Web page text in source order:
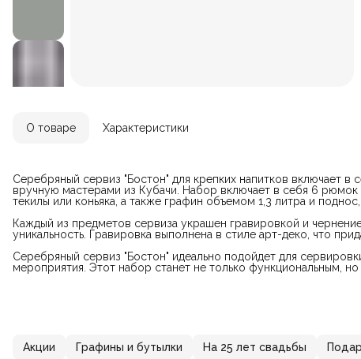
О товаре Характеристики
Серебряный сервиз "Бостон" для крепких напитков включает
вручную мастерами из Кубачи. Набор включает в себя 6 рюмок
текилы или коньяка, а также графин объемом 1,3 литра и
Каждый из предметов сервиза украшен гравировкой и
уникальность. Гравировка выполнена в стиле арт-деко, что
Серебряный сервиз "Бостон" идеально подойдет для
мероприятия. Этот набор станет не только функциональным,
Акции Графины и бутылки На 25 лет свадьбы